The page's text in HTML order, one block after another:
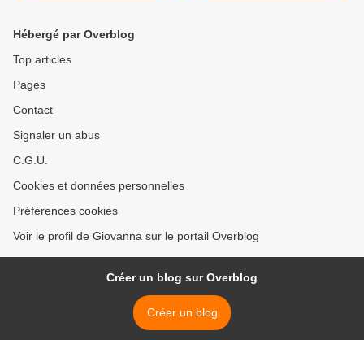
Hébergé par Overblog
Top articles
Pages
Contact
Signaler un abus
C.G.U.
Cookies et données personnelles
Préférences cookies
Voir le profil de Giovanna sur le portail Overblog
Créer un blog sur Overblog
Créer un blog